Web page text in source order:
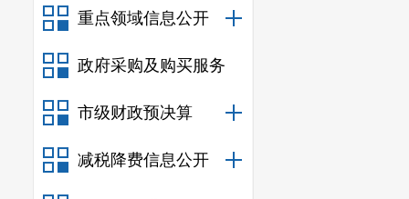
重点领域信息公开
政府采购及购买服务
市级财政预决算
减税降费信息公开